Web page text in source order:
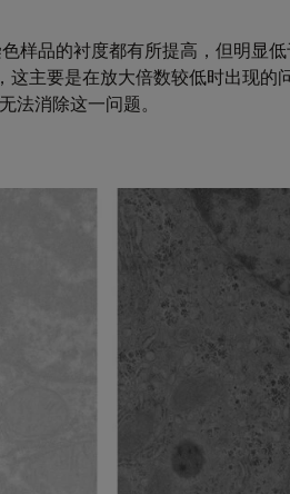
样品的衬度都有所提高，但明显
主要是在放大倍数较低时出现的
法消除这一问题。